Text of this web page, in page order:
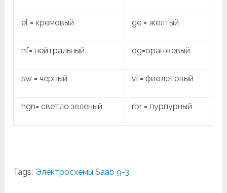
el = кремовый ge = желтый
nf= нейтральный og=оранжевый
sw = черный vi = фиолетовый
hgn= светло зеленый rbr = пурпурный
Tags: Электросхемы Saab 9-3